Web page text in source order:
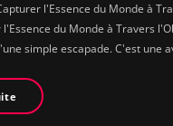
l'Essence du Monde à
l'Essence du Monde à Travers
simple escapade. C'est une